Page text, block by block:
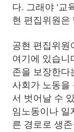
다. 그래야 ‘교
현 편집위원은
공현 편집위원
여기에 있습니
존을 보장한다
사회가 노동을
서 벗어날 수
임노동이나 일
른 경로로 생